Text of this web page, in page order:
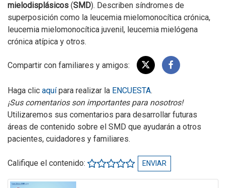
mielodisplásicos (SMD). Describen síndromes de
superposición como la leucemia mielomonocítica crónica,
leucemia mielomonocítica juvenil, leucemia mielógena
crónica atípica y otros.
Compartir con familiares y amigos:
Haga clic aquípara realizar la ENCUESTA.
¡Sus comentarios son importantes para nosotros!
Utilizaremos sus comentarios para desarrollar futuras
áreas de contenido sobre el SMD que ayudarán a otros
pacientes, cuidadores y familiares.
Califique el contenido: ENVIAR